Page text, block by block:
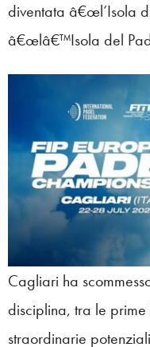
diventata â€œl’Isola
â€œlâ€™Isola del
Cagliari ha
disciplina, tra le
straordinarie